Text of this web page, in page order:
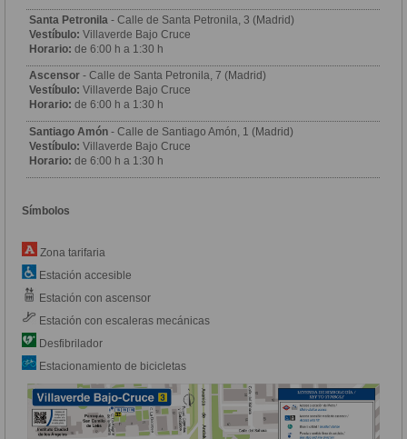
Santa Petronila - Calle de Santa Petronila, 3 (Madrid)
Vestíbulo: Villaverde Bajo Cruce
Horario: de 6:00 h a 1:30 h
Ascensor - Calle de Santa Petronila, 7 (Madrid)
Vestíbulo: Villaverde Bajo Cruce
Horario: de 6:00 h a 1:30 h
Santiago Amón - Calle de Santiago Amón, 1 (Madrid)
Vestíbulo: Villaverde Bajo Cruce
Horario: de 6:00 h a 1:30 h
Símbolos
Zona tarifaria
Estación accesible
Estación con ascensor
Estación con escaleras mecánicas
Desfibrilador
Estacionamiento de bicicletas